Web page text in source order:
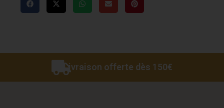
Livraison offerte dès 150€